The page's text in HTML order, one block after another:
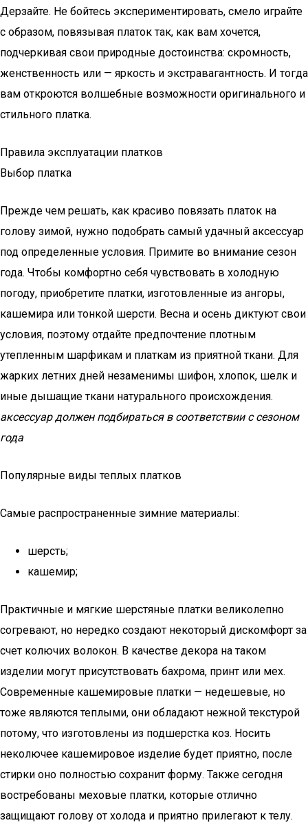
Дерзайте. Не бойтесь экспериментировать, смело играйте
с образом, повязывая платок так, как вам хочется,
подчеркивая свои природные достоинства: скромность,
женственность или — яркость и экстравагантность. И тогда
вам откроются волшебные возможности оригинального и
стильного платка.
Правила эксплуатации платков
Выбор платка
Прежде чем решать, как красиво повязать платок на
голову зимой, нужно подобрать самый удачный аксессуар
под определенные условия. Примите во внимание сезон
года. Чтобы комфортно себя чувствовать в холодную
погоду, приобретите платки, изготовленные из ангоры,
кашемира или тонкой шерсти. Весна и осень диктуют свои
условия, поэтому отдайте предпочтение плотным
утепленным шарфикам и платкам из приятной ткани. Для
жарких летних дней незаменимы шифон, хлопок, шелк и
иные дышащие ткани натурального происхождения.
аксессуар должен подбираться в соответствии с сезоном
года
Популярные виды теплых платков
Самые распространенные зимние материалы:
шерсть;
кашемир;
Практичные и мягкие шерстяные платки великолепно
согревают, но нередко создают некоторый дискомфорт за
счет колючих волокон. В качестве декора на таком
изделии могут присутствовать бахрома, принт или мех.
Современные кашемировые платки — недешевые, но
тоже являются теплыми, они обладают нежной текстурой
потому, что изготовлены из подшерстка коз. Носить
неколючее кашемировое изделие будет приятно, после
стирки оно полностью сохранит форму. Также сегодня
востребованы меховые платки, которые отлично
защищают голову от холода и приятно прилегают к телу.